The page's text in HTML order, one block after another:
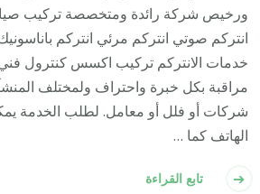
ورخيص شركة رائدة ومتخصصة تركيب
انتركم صوتي انتركم مرئي انتركم
خدمات الانتركم تركيب اكسس كنترول
مراقبة بكل خبرة واحتراف ولمختلف
شركات أو فلل أو معامل. لطلب الخدمة
الهاتف كما …
تابع القراءة